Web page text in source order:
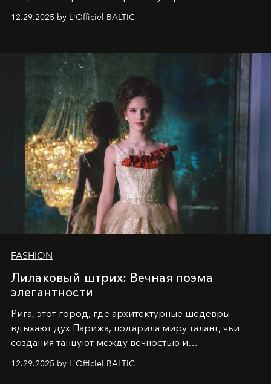
десятилетняя обладательница невероятной
харизмы, чье имя уже украшает обложки
2025
и LUXIA June 2025, представляет собой
уникальное явление современной культуры.
12.29.2025 by L'Officiel BALTIC
FASHION
Лилаковый штрих: Вечная поэма
элегантности
Рига, этот город, где архитектурные шедевры
вдыхают дух Парижа, подарила миру талант, чьи
создания танцуют между вечностью и
современностью.
12.29.2025 by L'Officiel BALTIC